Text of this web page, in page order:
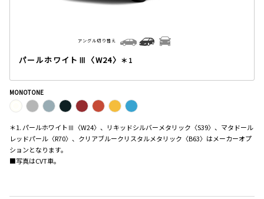
パールホワイトⅢ〈W24〉 ＊1
アングル切り替え
MONOTONE
＊1. パールホワイトⅢ〈W24〉、リキッドシルバーメタリック〈S39〉、マタドール
レッドパール〈R70〉、クリアブルークリスタルメタリック〈B63〉はメーカーオプ
ションとなります。
■写真はCVT車。